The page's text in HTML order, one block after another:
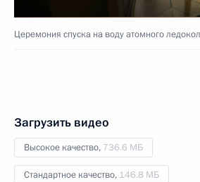
Церемония спуска на воду атомного
Загрузить видео
Высокое качество, 736.6 МБ
Стандартное качество, 146.8 МБ